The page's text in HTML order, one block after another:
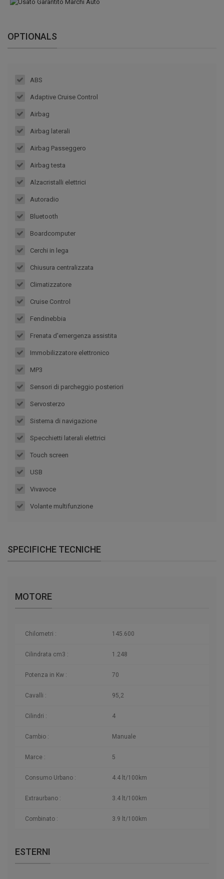
OPTIONALS
ABS
Adaptive Cruise Control
Airbag
Airbag laterali
Airbag Passeggero
Airbag testa
Alzacristalli elettrici
Autoradio
Bluetooth
Boardcomputer
Cerchi in lega
Chiusura centralizzata
Climatizzatore
Cruise Control
Fendinebbia
Frenata d'emergenza assistita
Immobilizzatore elettronico
MP3
Sensori di parcheggio posteriori
Servosterzo
Sistema di navigazione
Specchietti laterali elettrici
Touch screen
USB
Vivavoce
Volante multifunzione
SPECIFICHE TECNICHE
MOTORE
Chilometri : 145.600
Cilindrata cm3 : 1.248
Potenza in Kw : 70
Cavalli : 95,2
Cilindri : 4
Cambio : Manuale
Marce : 5
Consumo Urbano : 4.4 lt/100km
Extraurbano : 3.4 lt/100km
Combinato : 3.9 lt/100km
ESTERNI